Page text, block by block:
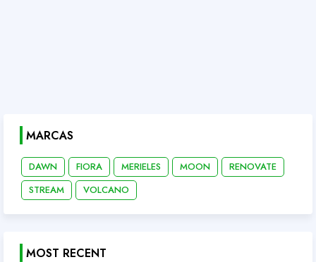
MARCAS
DAWN FIORA MERIELES MOON
RENOVATE
STREAM
VOLCANO
MOST RECENT